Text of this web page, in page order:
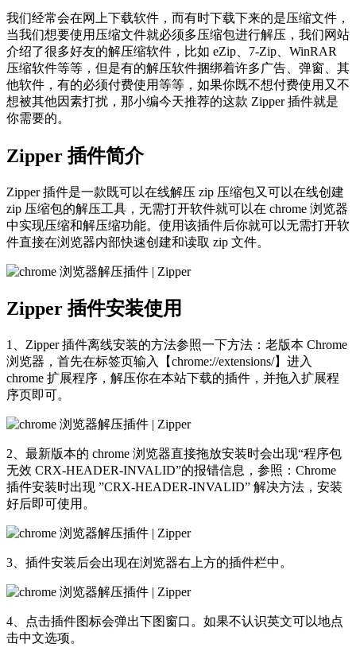
我们经常会在网上下载软件，而有时下载下来的是压缩文件，
当我们想要使用压缩文件就必须多压缩包进行解压，我们网站
介绍了很多好友的解压缩软件，比如 eZip、7-Zip、WinRAR
压缩软件等等，但是有的解压软件捆绑着许多广告、弹窗、其
他软件，有的必须付费使用等等，如果你既不想付费使用又不
想被其他因素打扰，那小编今天推荐的这款 Zipper 插件就是
你需要的。
Zipper 插件简介
Zipper 插件是一款既可以在线解压 zip 压缩包又可以在线创建
zip 压缩包的解压工具，无需打开软件就可以在 chrome 浏览器
中实现压缩和解压缩功能。使用该插件后你就可以无需打开软
件直接在浏览器内部快速创建和读取 zip 文件。
Zipper 插件安装使用
1、Zipper 插件离线安装的方法参照一下方法：老版本 Chrome
浏览器，首先在标签页输入【chrome://extensions/】进入
chrome 扩展程序，解压你在本站下载的插件，并拖入扩展程
序页即可。
2、最新版本的 chrome 浏览器直接拖放安装时会出现“程序包
无效 CRX-HEADER-INVALID”的报错信息，参照：Chrome
插件安装时出现 ”CRX-HEADER-INVALID” 解决方法，安装
好后即可使用。
3、插件安装后会出现在浏览器右上方的插件栏中。
4、点击插件图标会弹出下图窗口。如果不认识英文可以地点
击中文选项。